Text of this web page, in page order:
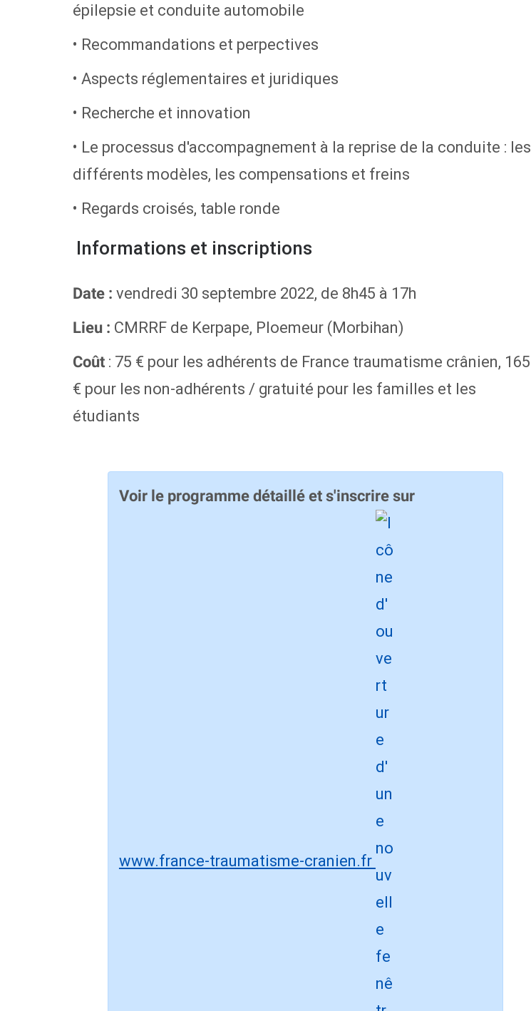
épilepsie et conduite automobile
• Recommandations et perpectives
• Aspects réglementaires et juridiques
• Recherche et innovation
• Le processus d'accompagnement à la reprise de la conduite : les
différents modèles, les compensations et freins
• Regards croisés, table ronde
Informations et inscriptions
Date : vendredi 30 septembre 2022, de 8h45 à 17h
Lieu : CMRRF de Kerpape, Ploemeur (Morbihan)
Coût : 75 € pour les adhérents de France traumatisme crânien, 165
€ pour les non-adhérents / gratuité pour les familles et les
étudiants
Voir le programme détaillé et s'inscrire sur
www.france-traumatisme-cranien.fr